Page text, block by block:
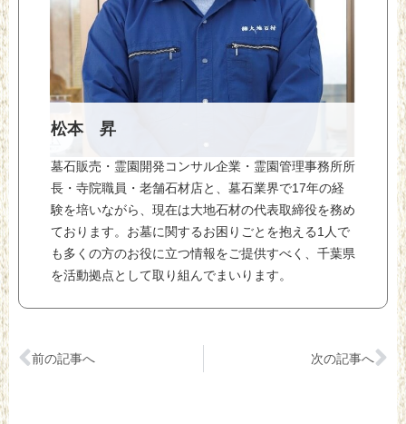
松本 昇
墓石販売・霊園開発コンサル企業・霊園管理事務所所
長・寺院職員・老舗石材店と、墓石業界で17年の経
験を培いながら、現在は大地石材の代表取締役を務め
ております。お墓に関するお困りごとを抱える1人で
も多くの方のお役に立つ情報をご提供すべく、千葉県
を活動拠点として取り組んでまいります。
前の記事へ 次の記事へ